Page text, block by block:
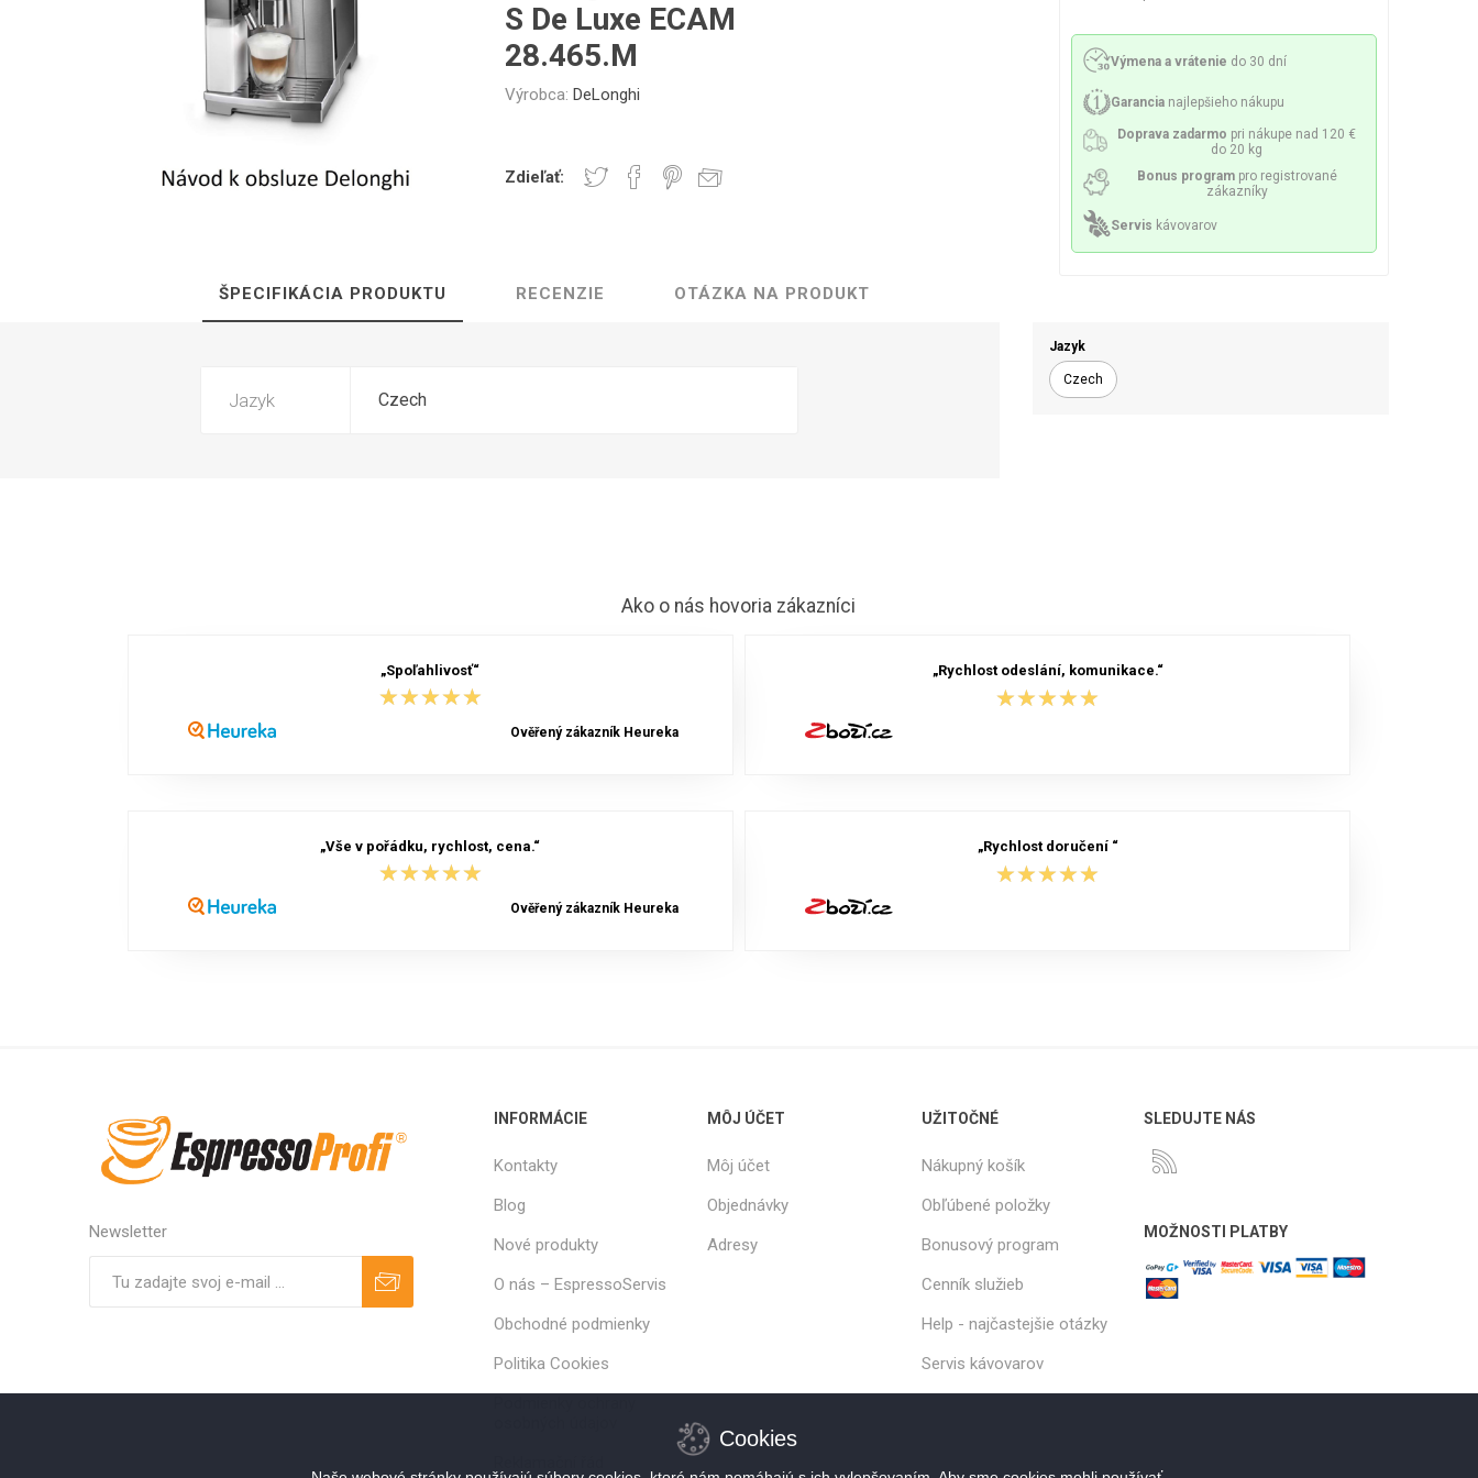
Hrnčeky a Sklenice Kelímky na kávu
Mazivo
Čerpadlá
Skrutky a držiaky
Sage
Professional
S De Luxe ECAM
28.465.M
Výrobca: DeLonghi
Zdieľať:
Výmena a vrátenie do 30 dní
Garancia najlepšieho nákupu
Doprava zadarmo pri nákupe nad 120 €
do 20 kg
Bonus program pro registrované
zákazníky
Servis kávovarov
Jazyk
Czech
ŠPECIFIKÁCIA PRODUKTU RECENZIE OTÁZKA NA PRODUKT
Jazyk Czech
Ako o nás hovoria zákazníci
„Spoľahlivosť“
★★★★★
★★★★★
Ověřený zákazník Heureka
„Rychlost odeslání, komunikace.“
★★★★★
★★★★★
„Vše v pořádku, rychlost, cena.“
★★★★★
★★★★★
Ověřený zákazník Heureka
„Rychlost doručení “
★★★★★
★★★★★
Newsletter
INFORMÁCIE
Kontakty
Blog
Nové produkty
O nás – EspressoServis
Obchodné podmienky
Politika Cookies
MÔJ ÚČET
Môj účet
Objednávky
Adresy
UŽITOČNÉ
Nákupný košík
Obľúbené položky
Bonusový program
Cenník služieb
Help - najčastejšie otázky
Servis kávovarov
SLEDUJTE NÁS
MOŽNOSTI PLATBY
Cookies